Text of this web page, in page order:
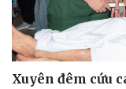
Bóng đá
Lịch thi đấu bóng đá
Thế giới thể thao
eSports
Hậu trường
Xuyên đêm cứu